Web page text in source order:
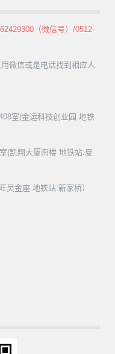
（微信号）/0512-
微信或是电话找到相应人
室(金运科技创业园 地铁
(凯翔大厦南楼 地铁站:夏
吴金座 地铁站:新家桥）